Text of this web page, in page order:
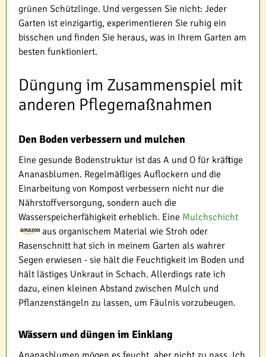
grünen Schützlinge. Und vergessen Sie nicht: Jeder
Garten ist einzigartig, experimentieren Sie ruhig ein
bisschen und finden Sie heraus, was in Ihrem Garten am
besten funktioniert.
Düngung im Zusammenspiel mit
anderen Pflegemaßnahmen
Den Boden verbessern und mulchen
Eine gesunde Bodenstruktur ist das A und O für kräftige
Ananasblumen. Regelmäßiges Auflockern und die
Einarbeitung von Kompost verbessern nicht nur die
Nährstoffversorgung, sondern auch die
Wasserspeicherfähigkeit erheblich. Eine Mulchschicht
aus organischem Material wie Stroh oder
Rasenschnitt hat sich in meinem Garten als wahrer
Segen erwiesen - sie hält die Feuchtigkeit im Boden und
hält lästiges Unkraut in Schach. Allerdings rate ich
dazu, einen kleinen Abstand zwischen Mulch und
Pflanzenstängeln zu lassen, um Fäulnis vorzubeugen.
Wässern und düngen im Einklang